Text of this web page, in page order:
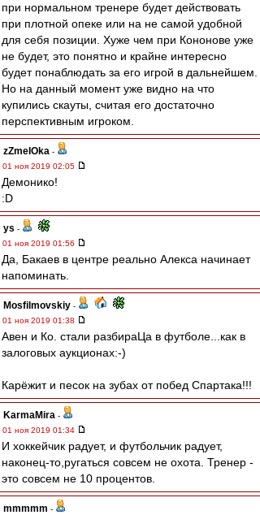
при нормальном тренере будет действовать
при плотной опеке или на не самой удобной
для себя позиции. Хуже чем при Кононове уже
не будет, это понятно и крайне интересно
будет понаблюдать за его игрой в дальнейшем.
Но на данный момент уже видно на что
купились скауты, считая его достаточно
перспективным игроком.
zZmeIOka -
01 ноя 2019 02:05
Демонико!
:D
ys -
01 ноя 2019 01:56
Да, Бакаев в центре реально Алекса начинает
напоминать.
Mosfilmovskiy -
01 ноя 2019 01:38
Авен и Ко. стали разбираЦа в футболе...как в
залоговых аукционах:-)
Карёжит и песок на зубах от побед Спартака!!!
KarmaMira -
01 ноя 2019 01:34
И хоккейчик радует, и футбольчик радует,
наконец-то,ругаться совсем не охота. Тренер -
это совсем не 10 процентов.
mmmmm -